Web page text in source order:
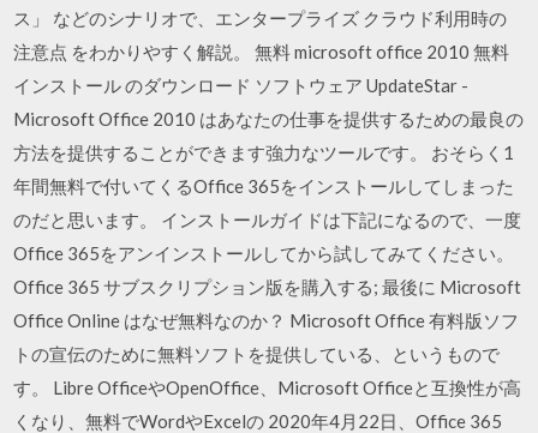
ス」 などのシナリオで、エンタープライズ クラウド利用時の
注意点 をわかりやすく解説。 無料 microsoft office 2010 無料
インストール のダウンロード ソフトウェア UpdateStar -
Microsoft Office 2010 はあなたの仕事を提供するための最良の
方法を提供することができます強力なツールです。 おそらく1
年間無料で付いてくるOffice 365をインストールしてしまった
のだと思います。 インストールガイドは下記になるので、一度
Office 365をアンインストールしてから試してみてください。
Office 365 サブスクリプション版を購入する; 最後に Microsoft
Office Online はなぜ無料なのか？ Microsoft Office 有料版ソフ
トの宣伝のために無料ソフトを提供している、というもので
す。 Libre OfficeやOpenOffice、Microsoft Officeと互換性が高
くなり、無料でWordやExcelの 2020年4月22日、Office 365